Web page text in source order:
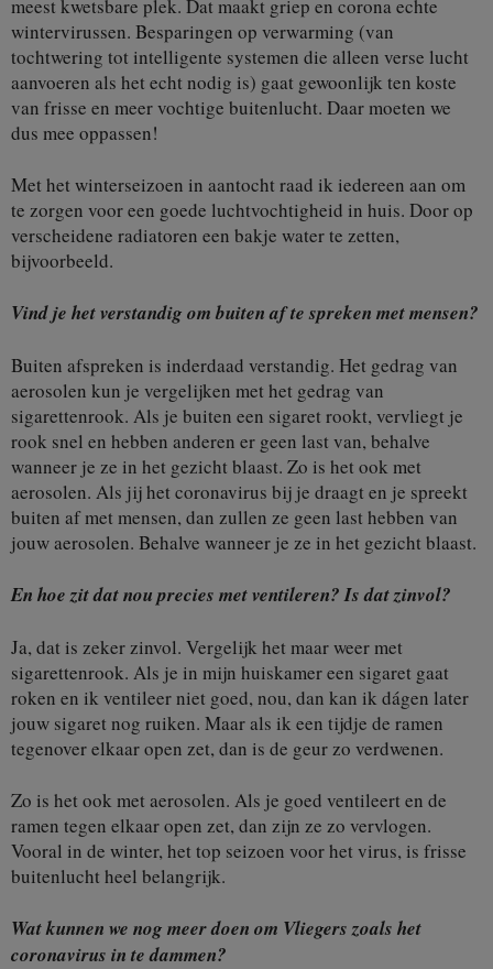
meest kwetsbare plek. Dat maakt griep en corona echte
wintervirussen. Besparingen op verwarming (van
tochtwering tot intelligente systemen die alleen verse lucht
aanvoeren als het echt nodig is) gaat gewoonlijk ten koste
van frisse en meer vochtige buitenlucht. Daar moeten we
dus mee oppassen!
Met het winterseizoen in aantocht raad ik iedereen aan om
te zorgen voor een goede luchtvochtigheid in huis. Door op
verscheidene radiatoren een bakje water te zetten,
bijvoorbeeld.
Vind je het verstandig om buiten af te spreken met mensen?
Buiten afspreken is inderdaad verstandig. Het gedrag van
aerosolen kun je vergelijken met het gedrag van
sigarettenrook. Als je buiten een sigaret rookt, vervliegt je
rook snel en hebben anderen er geen last van, behalve
wanneer je ze in het gezicht blaast. Zo is het ook met
aerosolen. Als jij het coronavirus bij je draagt en je spreekt
buiten af met mensen, dan zullen ze geen last hebben van
jouw aerosolen. Behalve wanneer je ze in het gezicht blaast.
En hoe zit dat nou precies met ventileren? Is dat zinvol?
Ja, dat is zeker zinvol. Vergelijk het maar weer met
sigarettenrook. Als je in mijn huiskamer een sigaret gaat
roken en ik ventileer niet goed, nou, dan kan ik dágen later
jouw sigaret nog ruiken. Maar als ik een tijdje de ramen
tegenover elkaar open zet, dan is de geur zo verdwenen.
Zo is het ook met aerosolen. Als je goed ventileert en de
ramen tegen elkaar open zet, dan zijn ze zo vervlogen.
Vooral in de winter, het top seizoen voor het virus, is frisse
buitenlucht heel belangrijk.
Wat kunnen we nog meer doen om Vliegers zoals het
coronavirus in te dammen?